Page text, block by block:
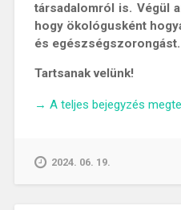
társadalomról is. Végül
hogy ökológusként
és egészségszorongást.
Tartsanak velünk!
„Gumicsizmától
–
→ A teljes bejegyzés
2024. 06. 19.